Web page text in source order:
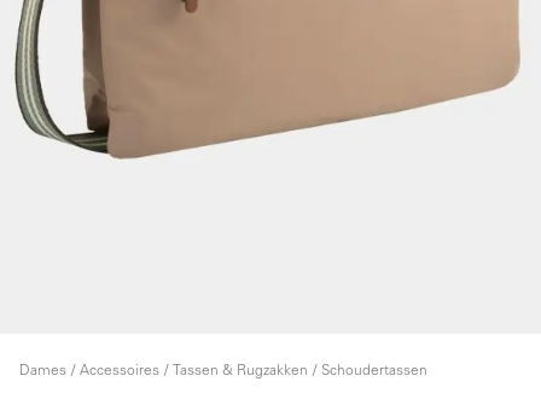
Dames Accessoires Tassen & Rugzakken Schoudertassen